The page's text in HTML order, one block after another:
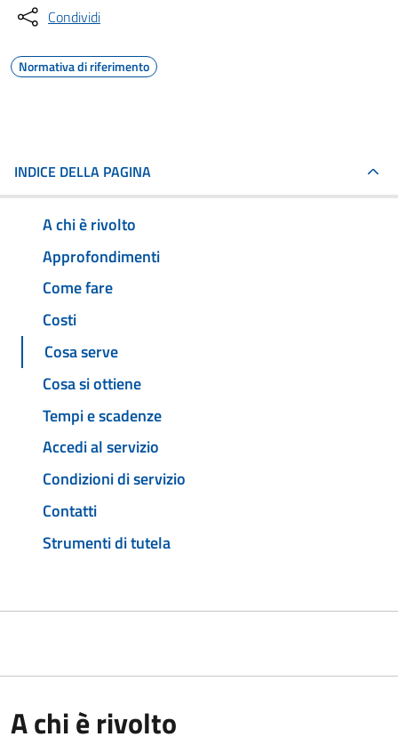
Condividi
Normativa di riferimento
INDICE DELLA PAGINA
A chi è rivolto
Approfondimenti
Come fare
Costi
Cosa serve
Cosa si ottiene
Tempi e scadenze
Accedi al servizio
Condizioni di servizio
Contatti
Strumenti di tutela
A chi è rivolto